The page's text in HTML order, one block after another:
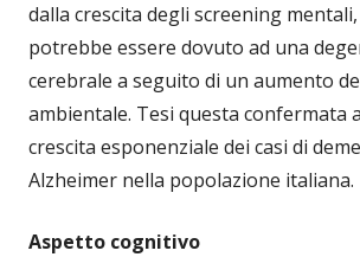
dalla crescita degli screening mentali,
potrebbe essere dovuto ad una
cerebrale a seguito di un aumento
ambientale. Tesi questa confermata
crescita esponenziale dei casi di
Alzheimer nella popolazione italiana.
Aspetto cognitivo